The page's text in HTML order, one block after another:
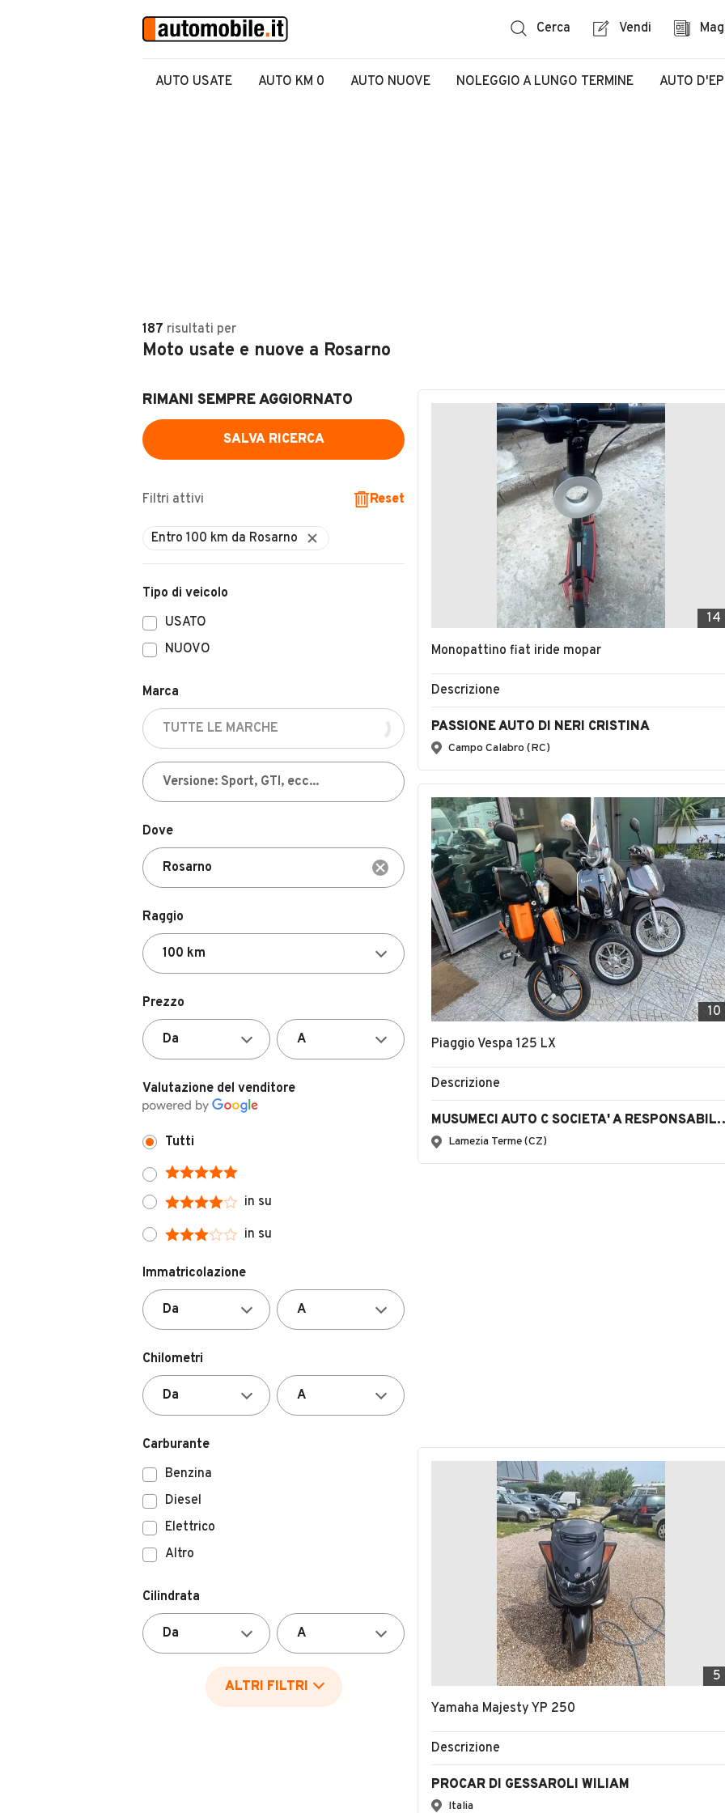
Cerca Vendi
AUTO USATE AUTO KM 0 AUTO NUOVE NOLEGGIO A LUNGO TERMINE AUTO
187 risultati per
Moto usate e nuove a Rosarno
RIMANI SEMPRE AGGIORNATO
SALVA RICERCA
Filtri attivi Reset
Tipo di veicolo
USATO
NUOVO
Marca
Dove
Raggio
Prezzo
Valutazione del venditore
Tutti
in su
in su
Immatricolazione
Chilometri
Carburante
Benzina
Diesel
Elettrico
Altro
Cilindrata
ALTRI FILTRI
14
Monopattino fiat iride mopar
Descrizione
PASSIONE AUTO DI NERI CRISTINA
Campo Calabro (RC)
10
Piaggio Vespa 125 LX
Descrizione
MUSUMECI AUTO C
Lamezia Terme (CZ)
5
Yamaha Majesty YP 250
Descrizione
PROCAR DI GESSAROLI WILIAM
Italia